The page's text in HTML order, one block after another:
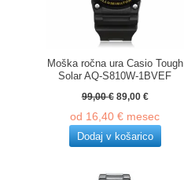
Moška ročna ura Casio Tough
Solar AQ-S810W-1BVEF
99,00€ Izvirna
cena
je
bila:
99,00 €.
89,00 €Trenutna
je:
89,00 €.
od 16,40€ mesec
Dodaj v košarico